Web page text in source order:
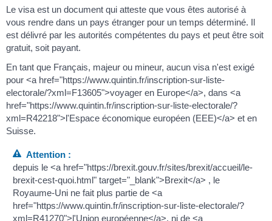
Le visa est un document qui atteste que vous êtes autorisé à
vous rendre dans un pays étranger pour un temps déterminé. Il
est délivré par les autorités compétentes du pays et peut être soit
gratuit, soit payant.
En tant que Français, majeur ou mineur, aucun visa n'est exigé
pour <a href="https://www.quintin.fr/inscription-sur-liste-
electorale/?xml=F13605">voyager en Europe</a>, dans <a
href="https://www.quintin.fr/inscription-sur-liste-electorale/?
xml=R42218">l'Espace économique européen (EEE)</a> et en
Suisse.
Attention :
depuis le <a href="https://brexit.gouv.fr/sites/brexit/accueil/le-
brexit-cest-quoi.html" target="_blank">Brexit</a> , le
Royaume-Uni ne fait plus partie de <a
href="https://www.quintin.fr/inscription-sur-liste-electorale/?
xml=R41270">l'Union européenne</a>, ni de <a